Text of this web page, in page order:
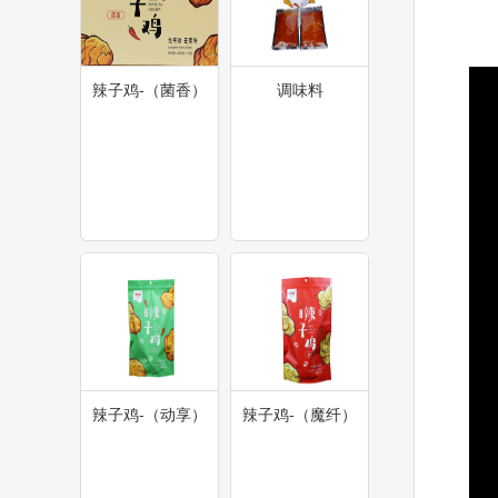
辣子鸡-（菌香） 调味料
辣子鸡-（动享） 辣子鸡-（魔纤）